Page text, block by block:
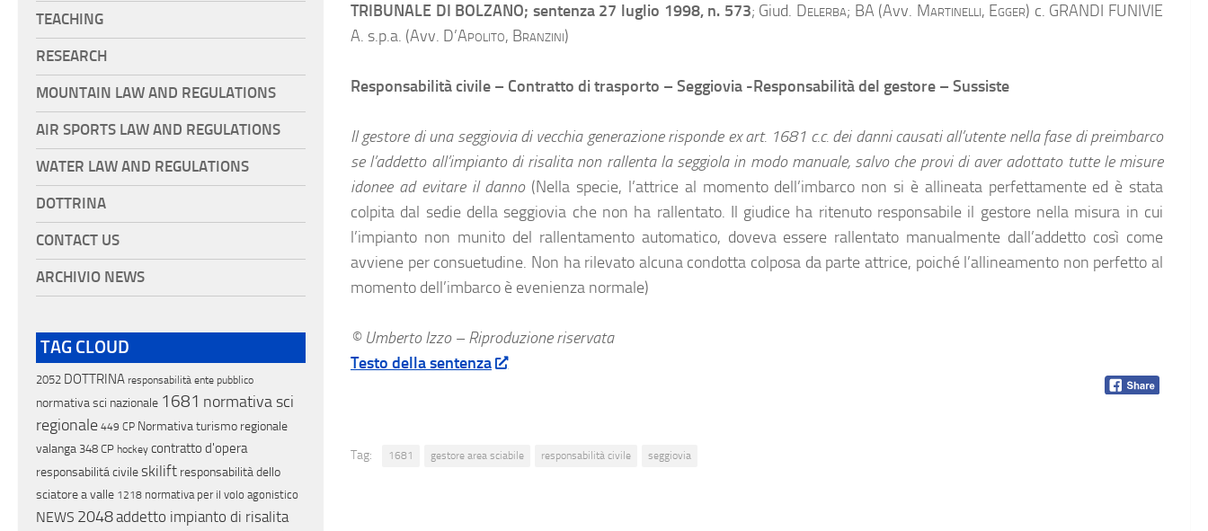
TRIBUNALE DI BOLZANO; sentenza 27 luglio 1998, n. 573; Giud. Delerba; BA (Avv. Martinelli, Egger) c. GRANDI FUNIVIE
A. s.p.a. (Avv. D’Apolito, Branzini)
Responsabilità civile – Contratto di trasporto – Seggiovia -Responsabilità del gestore – Sussiste
Il gestore di una seggiovia di vecchia generazione risponde ex art. 1681 c.c. dei danni causati all’utente nella fase di preimbarco
se l’addetto all’impianto di risalita non rallenta la seggiola in modo manuale, salvo che provi di aver adottato tutte le misure
idonee ad evitare il danno (Nella specie, l’attrice al momento dell’imbarco non si è allineata perfettamente ed è stata
colpita dal sedie della seggiovia che non ha rallentato. Il giudice ha ritenuto responsabile il gestore nella misura in cui
l’impianto non munito del rallentamento automatico, doveva essere rallentato manualmente dall’addetto così come
avviene per consuetudine. Non ha rilevato alcuna condotta colposa da parte attrice, poiché l’allineamento non perfetto al
momento dell’imbarco è evenienza normale)
© Umberto Izzo – Riproduzione riservata
Testo della sentenza
Tag: 1681 gestore area sciabile responsabilità civile seggiovia
TEACHING
RESEARCH
MOUNTAIN LAW AND REGULATIONS
AIR SPORTS LAW AND REGULATIONS
WATER LAW AND REGULATIONS
DOTTRINA
CONTACT US
ARCHIVIO NEWS
TAG CLOUD
2052 DOTTRINA responsabilità ente pubblico
normativa sci nazionale 1681 normativa sci
regionale 449 CP Normativa turismo regionale
valanga 348 CP hockey contratto d'opera
responsabilitá civileskilift responsabilità dello
sciatore a valle 1218 normativa per il volo agonistico
NEWS 2048addetto impianto di risalita